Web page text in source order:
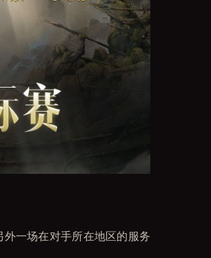
一场在对手所在地区的服务